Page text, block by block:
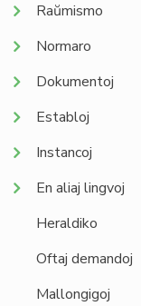
Raŭmismo
Normaro
Dokumentoj
Establoj
Instancoj
En aliaj lingvoj
Heraldiko
Oftaj demandoj
Mallongigoj